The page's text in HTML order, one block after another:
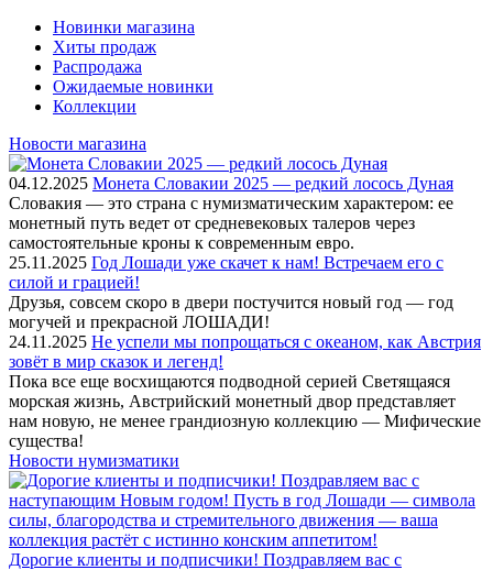
Новинки магазина
Хиты продаж
Распродажа
Ожидаемые новинки
Коллекции
Новости магазина
04.12.2025 Монета Словакии 2025 — редкий лосось Дуная
Словакия — это страна с нумизматическим характером: ее
монетный путь ведет от средневековых талеров через
самостоятельные кроны к современным евро.
25.11.2025 Год Лошади уже скачет к нам! Встречаем его с
силой и грацией!
Друзья, совсем скоро в двери постучится новый год — год
могучей и прекрасной ЛОШАДИ!
24.11.2025 Не успели мы попрощаться с океаном, как Австрия
зовёт в мир сказок и легенд!
Пока все еще восхищаются подводной серией Светящаяся
морская жизнь, Австрийский монетный двор представляет
нам новую, не менее грандиозную коллекцию — Мифические
существа!
Новости нумизматики
Дорогие клиенты и подписчики! Поздравляем вас с